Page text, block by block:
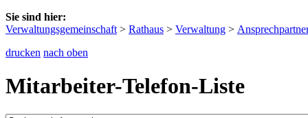
Sie sind hier:
Verwaltungsgemeinschaft > Rathaus > Verwaltung >
drucken nach oben
Mitarbeiter-Telefon-Liste